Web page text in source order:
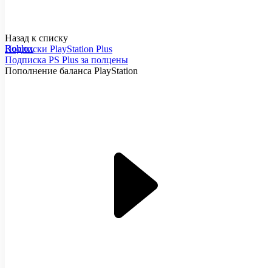
Roblox
Назад к списку
Подписки PlayStation Plus
Подписка PS Plus за полцены
Пополнение баланса PlayStation